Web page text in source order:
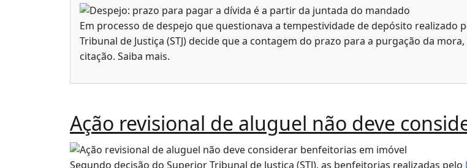
Em processo de despejo que questionava a tempestividade de depósito realizado
Tribunal de Justiça (STJ) decide que a contagem do prazo para a purgação da
citação. Saiba mais.
Ação revisional de aluguel não deve
Segundo decisão do Superior Tribunal de Justiça (STJ), as benfeitorias realizadas pelo